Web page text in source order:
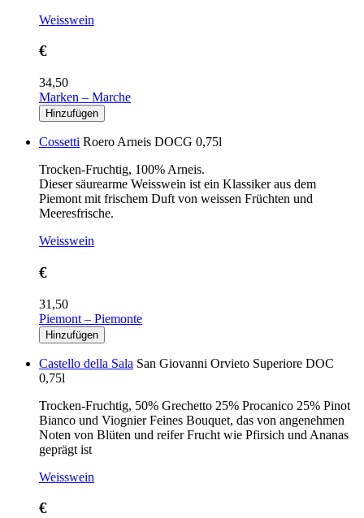
Weisswein
€
34,50
Marken – Marche
Cossetti Roero Arneis DOCG 0,75l
Trocken-Fruchtig, 100% Arneis.
Dieser säurearme Weisswein ist ein Klassiker aus dem
Piemont mit frischem Duft von weissen Früchten und
Meeresfrische.
Weisswein
€
31,50
Piemont – Piemonte
Castello della Sala San Giovanni Orvieto Superiore DOC
0,75l
Trocken-Fruchtig, 50% Grechetto 25% Procanico 25% Pinot
Bianco und Viognier Feines Bouquet, das von angenehmen
Noten von Blüten und reifer Frucht wie Pfirsich und Ananas
geprägt ist
Weisswein
€